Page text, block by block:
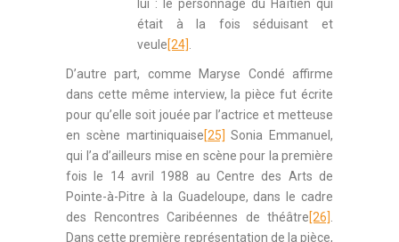
lui : le personnage du Haïtien qui
était à la fois séduisant et
veule[24]
D’autre part, comme Maryse Condé affirme
dans cette même interview, la pièce fut écrite
pour qu’elle soit jouée par l’actrice et metteuse
en scène martiniquaise[25] Sonia Emmanuel,
qui l’a d’ailleurs mise en scène pour la première
fois le 14 avril 1988 au Centre des Arts de
Pointe-à-Pitre à la Guadeloupe, dans le cadre
des Rencontres Caribéennes de théâtre[26]
Dans cette première représentation de la pièce,